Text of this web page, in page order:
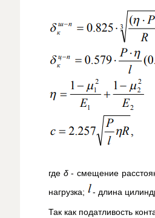
где δ- смещение
нагрузка;
- длина
Так как податливость